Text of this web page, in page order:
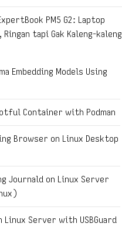
PM5 G2: Laptop
Ringan tapi Gak Kaleng-kaleng
Embedding Models Using
Container with Podman
Browser on Linux Desktop
Journald on Linux Server
Linux Server with USBGuard